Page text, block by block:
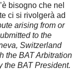
bisogno che nel
ci si rivolgerà ad
arising from or
to the
Switzerland
the BAT Arbitration
the BAT President.